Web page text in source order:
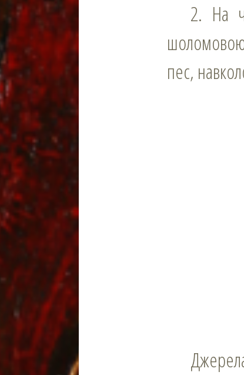
2. На червоному полі три срібних вруба; над щитом шолом під
пес,